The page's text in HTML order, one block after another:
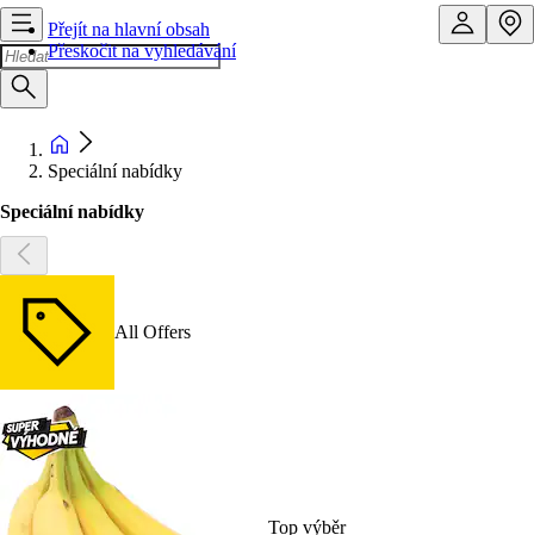
Přejít na hlavní obsah
Přeskočit na vyhledávání
Speciální nabídky
Speciální nabídky
All Offers
Top výběr